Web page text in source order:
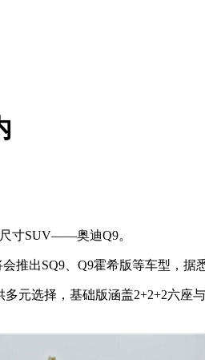
寸SUV——奥迪Q9。
出SQ9、Q9霍希版等车型，据悉
选择，基础版涵盖2+2+2六座与